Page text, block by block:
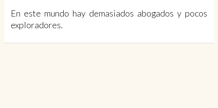
En este mundo hay demasiados abogados y pocos
exploradores.